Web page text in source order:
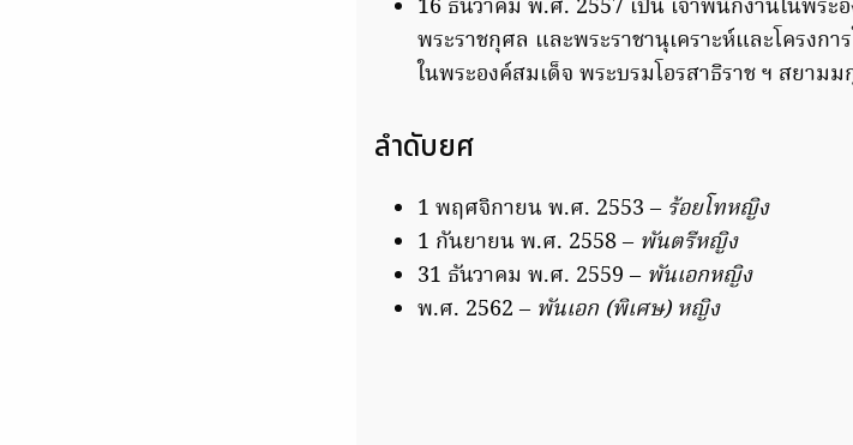
16 ธันวาคม พ.ศ. 2557 เป็น เจ้าพนักงานในพระ
พระราชกุศล และพระราชานุเคราะห์และโครงก
ในพระองค์สมเด็จ พระบรมโอรสาธิราช ฯ สยาม
ลำดับยศ
1 พฤศจิกายน พ.ศ. 2553 – ร้อยโทหญิง
1 กันยายน พ.ศ. 2558 – พันตรีหญิง
31 ธันวาคม พ.ศ. 2559 – พันเอกหญิง
พ.ศ. 2562 – พันเอก (พิเศษ) หญิง